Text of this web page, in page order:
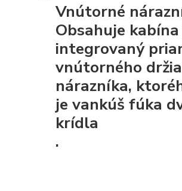
Vnútorné
Obsahuje
integrovaný
vnútorného
nárazníka,
je vankúš fúka
krídla
.